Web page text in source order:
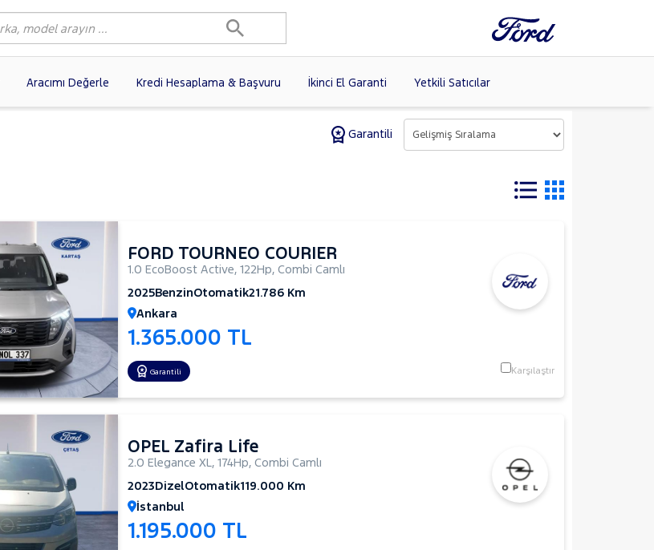
Aracımı Değerle Kredi Hesaplama & Başvuru İkinci El Garanti Yetkili Satıcılar
Garantili
FORD TOURNEO COURIER
1.0 EcoBoost Active, 122Hp, Combi Camlı
2025BenzinOtomatik21.786 Km
Ankara
1.365.000 TL
Garantili Karşılaştır
OPEL Zafira Life
2.0 Elegance XL, 174Hp, Combi Camlı
2023DizelOtomatik119.000 Km
İstanbul
1.195.000 TL